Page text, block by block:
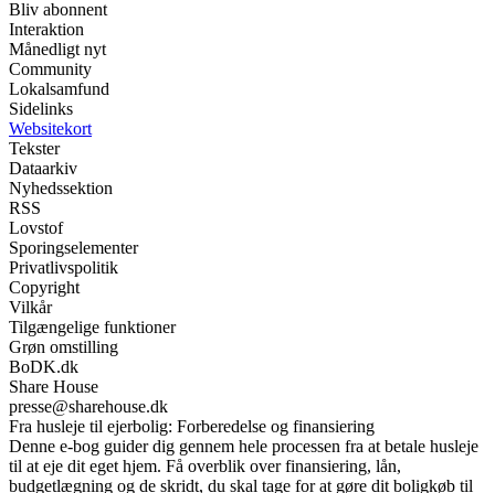
Bliv abonnent
Interaktion
Månedligt nyt
Community
Lokalsamfund
Sidelinks
Websitekort
Tekster
Dataarkiv
Nyhedssektion
RSS
Lovstof
Sporingselementer
Privatlivspolitik
Copyright
Vilkår
Tilgængelige funktioner
Grøn omstilling
BoDK.dk
Share House
presse@sharehouse.dk
Fra husleje til ejerbolig: Forberedelse og finansiering
Denne e-bog guider dig gennem hele processen fra at betale husleje
til at eje dit eget hjem. Få overblik over finansiering, lån,
budgetlægning og de skridt, du skal tage for at gøre dit boligkøb til